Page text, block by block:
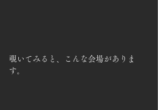
覗いてみると、こんな会場がありま
す。